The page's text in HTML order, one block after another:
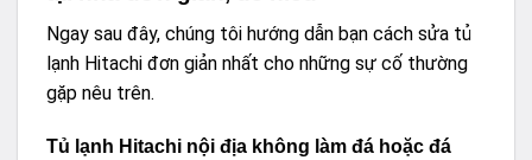
Ngay sau đây, chúng tôi hướng dẫn bạn cách sửa tủ
lạnh Hitachi đơn giản nhất cho những sự cố thường
gặp nêu trên.
Tủ lạnh Hitachi nội địa không làm đá hoặc đá